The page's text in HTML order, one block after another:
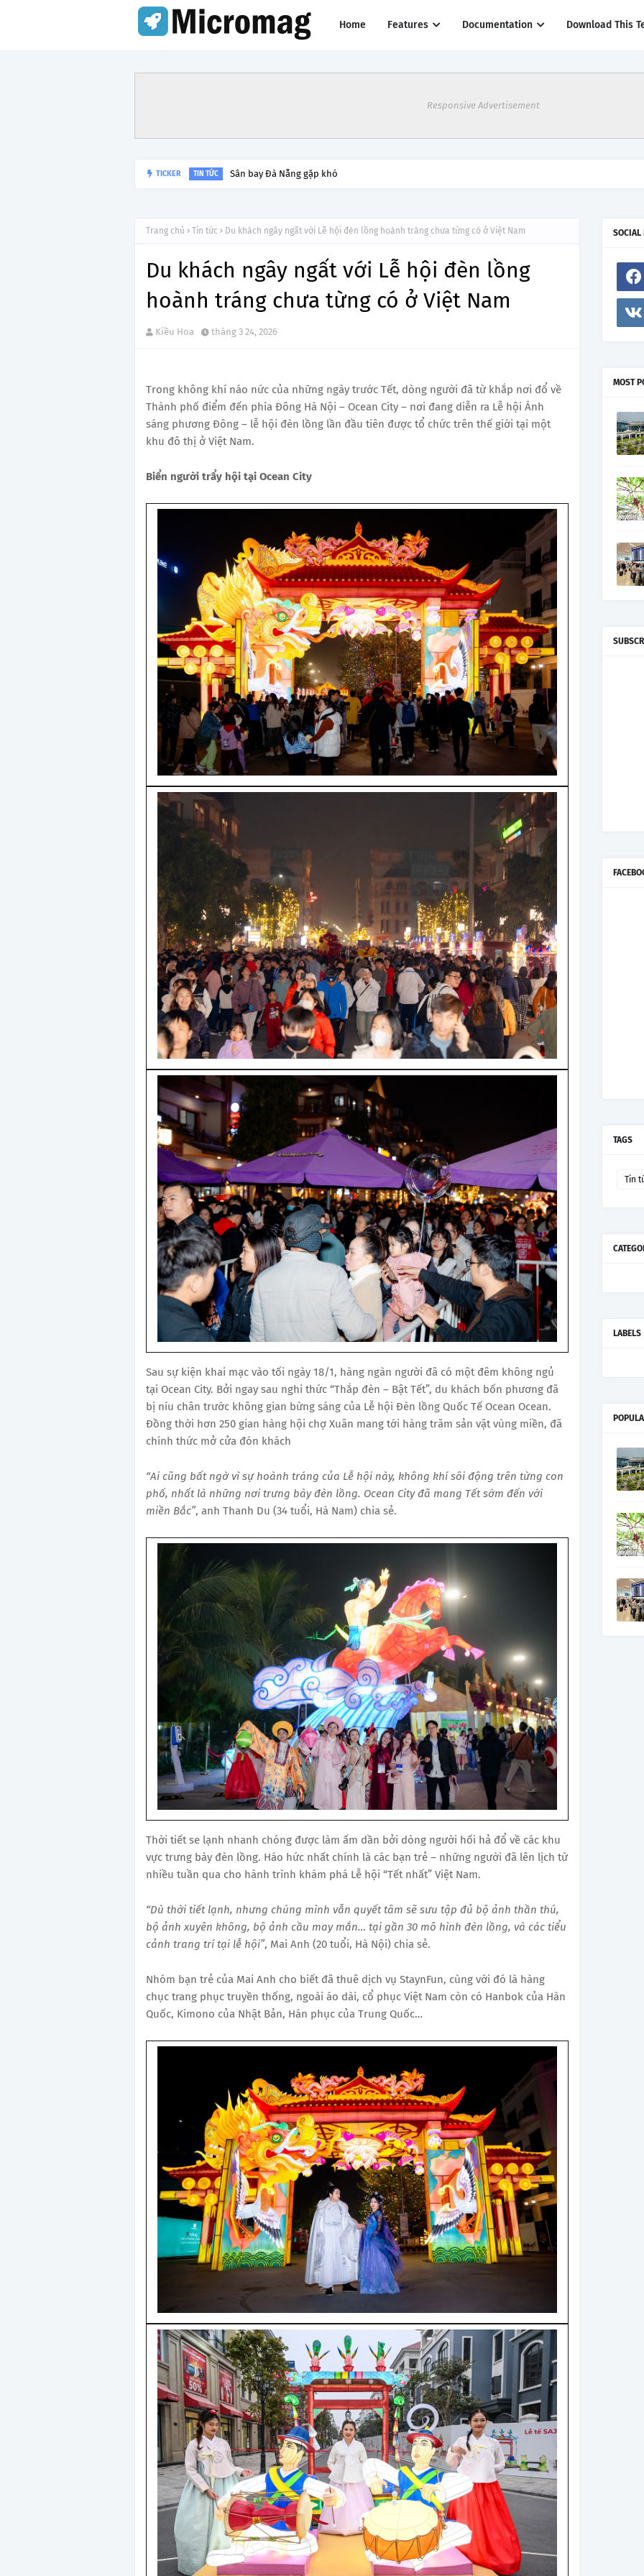
Home Features Documentation Download This
Responsive Advertisement
TICKER TIN TỨC Lý do tạm dừng khai thác một số đường bay từ 1/4
Trang chủ Tin tức Du khách ngây ngất với Lễ hội đèn lồng hoành tráng chưa từng có ở Việt Nam
Du khách ngây ngất với Lễ hội đèn lồng
hoành tráng chưa từng có ở Việt Nam
Kiều Hoa tháng 3 24, 2026
Trong không khí náo nức của những ngày trước Tết, dòng người đã từ khắp nơi đổ về
Thành phố điểm đến phía Đông Hà Nội – Ocean City – nơi đang diễn ra Lễ hội Ánh
sáng phương Đông – lễ hội đèn lồng lần đầu tiên được tổ chức trên thế giới tại một
khu đô thị ở Việt Nam.
Biển người trẩy hội tại Ocean City
Sau sự kiện khai mạc vào tối ngày 18/1, hàng ngàn người đã có một đêm không ngủ
tại Ocean City. Bởi ngay sau nghi thức “Thắp đèn – Bật Tết”, du khách bốn phương đã
bị níu chân trước không gian bừng sáng của Lễ hội Đèn lồng Quốc Tế Ocean Ocean.
Đồng thời hơn 250 gian hàng hội chợ Xuân mang tới hàng trăm sản vật vùng miền, đã
chính thức mở cửa đón khách
“Ai cũng bất ngờ vì sự hoành tráng của Lễ hội này, không khí sôi động trên từng con
phố, nhất là những nơi trưng bày đèn lồng. Ocean City đã mang Tết sớm đến với
miền Bắc”, anh Thanh Du (34 tuổi, Hà Nam) chia sẻ.
Thời tiết se lạnh nhanh chóng được làm ấm dần bởi dòng người hối hả đổ về các khu
vực trưng bày đèn lồng. Háo hức nhất chính là các bạn trẻ – những người đã lên lịch từ
nhiều tuần qua cho hành trình khám phá Lễ hội “Tết nhất” Việt Nam.
“Dù thời tiết lạnh, nhưng chúng mình vẫn quyết tâm sẽ sưu tập đủ bộ ảnh thần thú,
bộ ảnh xuyên không, bộ ảnh cầu may mắn… tại gần 30 mô hình đèn lồng, và các tiểu
cảnh trang trí tại lễ hội”, Mai Anh (20 tuổi, Hà Nội) chia sẻ.
Nhóm bạn trẻ của Mai Anh cho biết đã thuê dịch vụ StaynFun, cùng với đó là hàng
chục trang phục truyền thống, ngoài áo dài, cổ phục Việt Nam còn có Hanbok của Hàn
Quốc, Kimono của Nhật Bản, Hán phục của Trung Quốc…
SOCIAL
MOST
TAGS
Tin
LABELS